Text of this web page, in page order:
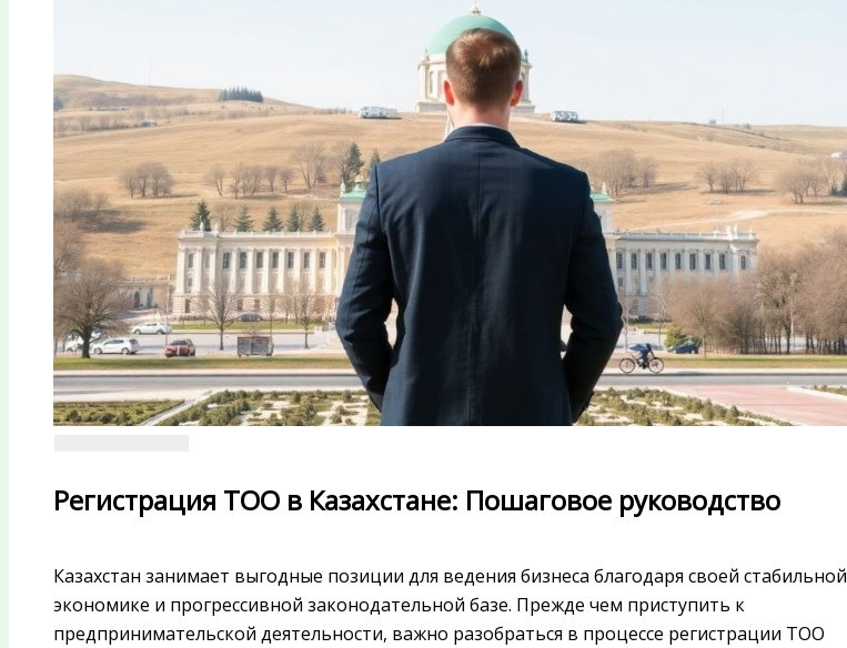
Регистрация ТОО в Казахстане: Пошаговое руководство
Казахстан занимает выгодные позиции для ведения бизнеса благодаря своей стабильной
экономике и прогрессивной законодательной базе. Прежде чем приступить к
предпринимательской деятельности, важно разобраться в процессе регистрации ТОО